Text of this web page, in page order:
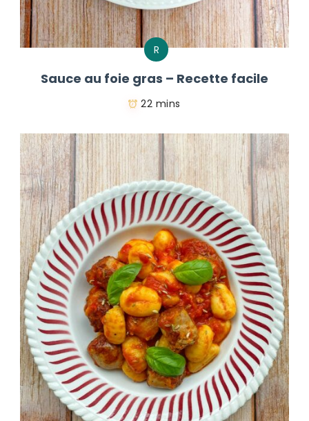
R
Sauce au foie gras – Recette facile
22 mins